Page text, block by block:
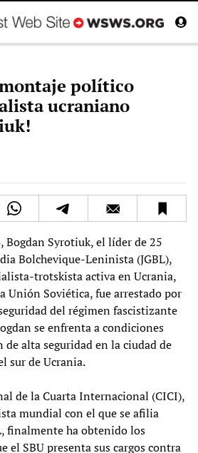
político
ucraniano
Bogdan Syrotiuk, el líder de 25
Bolchevique-Leninista (JGBL),
trotskista activa en Ucrania,
Unión Soviética, fue arrestado por
del régimen fascistizante
se enfrenta a condiciones
alta seguridad en la ciudad de
sur de Ucrania.
de la Cuarta Internacional (CICI),
mundial con el que se afilia
finalmente ha obtenido los
el SBU presenta sus cargos contra